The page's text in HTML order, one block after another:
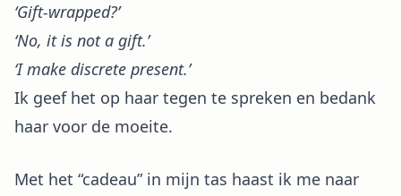
‘Gift-wrapped?’
‘No, it is not a gift.’
‘I make discrete present.’
Ik geef het op haar tegen te spreken en bedank
haar voor de moeite.
Met het “cadeau” in mijn tas haast ik me naar